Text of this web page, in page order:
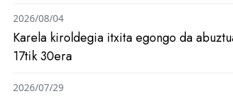
Karela kiroldegia itxita egongo da
17tik 30era
2026/08/04
2026/07/29